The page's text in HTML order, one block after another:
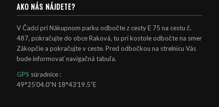
AKO NÁS NÁJDETE?
V Čadci pri Nákupnom parku odbočte z cesty E 75 na cestu č.
487, pokračujte do obce Raková, tu pri kostole odbočte na smer
Zákopčie a pokračujte v ceste. Pred odbočkou na strelnicu Vás
bude informovať navigačná tabuľa.
GPS súradnice :
49°25′04.0″N 18°43′19.5″E